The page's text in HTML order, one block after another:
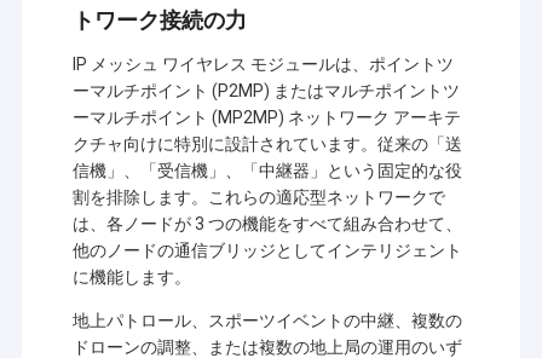
トワーク接続の力
IP メッシュ ワイヤレス モジュールは、ポイントツ
ーマルチポイント (P2MP) またはマルチポイントツ
ーマルチポイント (MP2MP) ネットワーク アーキテ
クチャ向けに特別に設計されています。従来の「送
信機」、「受信機」、「中継器」という固定的な役
割を排除します。これらの適応型ネットワークで
は、各ノードが 3 つの機能をすべて組み合わせて、
他のノードの通信ブリッジとしてインテリジェント
に機能します。
地上パトロール、スポーツイベントの中継、複数の
ドローンの調整、または複数の地上局の運用のいず